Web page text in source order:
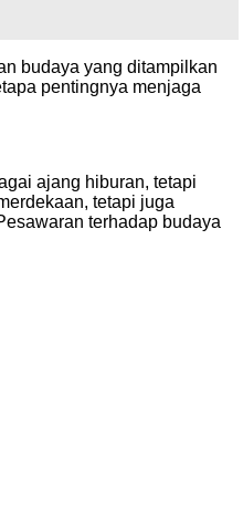
budaya yang ditampilkan
pentingnya menjaga
ajang hiburan, tetapi
tetapi juga
terhadap budaya